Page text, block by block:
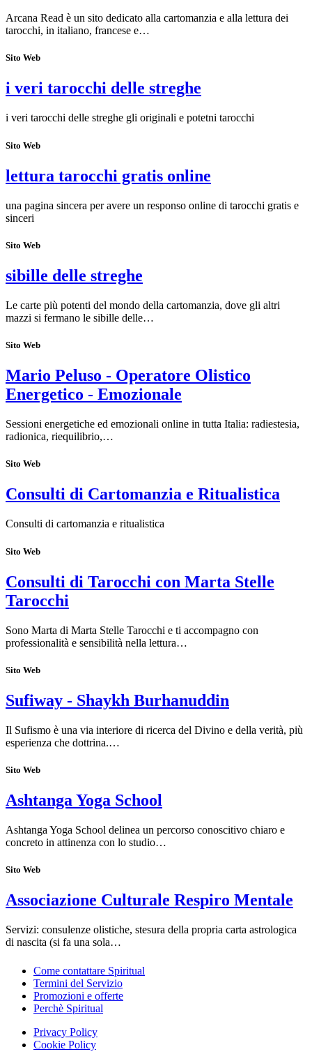
Arcana Read è un sito dedicato alla cartomanzia e alla lettura dei
tarocchi, in italiano, francese e…
Sito Web
i veri tarocchi delle streghe
i veri tarocchi delle streghe gli originali e potetni tarocchi
Sito Web
lettura tarocchi gratis online
una pagina sincera per avere un responso online di tarocchi gratis e
sinceri
Sito Web
sibille delle streghe
Le carte più potenti del mondo della cartomanzia, dove gli altri
mazzi si fermano le sibille delle…
Sito Web
Mario Peluso - Operatore Olistico
Energetico - Emozionale
Sessioni energetiche ed emozionali online in tutta Italia: radiestesia,
radionica, riequilibrio,…
Sito Web
Consulti di Cartomanzia e Ritualistica
Consulti di cartomanzia e ritualistica
Sito Web
Consulti di Tarocchi con Marta Stelle
Tarocchi
Sono Marta di Marta Stelle Tarocchi e ti accompagno con
professionalità e sensibilità nella lettura…
Sito Web
Sufiway - Shaykh Burhanuddin
Il Sufismo è una via interiore di ricerca del Divino e della verità, più
esperienza che dottrina.…
Sito Web
Ashtanga Yoga School
Ashtanga Yoga School delinea un percorso conoscitivo chiaro e
concreto in attinenza con lo studio…
Sito Web
Associazione Culturale Respiro Mentale
Servizi: consulenze olistiche, stesura della propria carta astrologica
di nascita (si fa una sola…
Come contattare Spiritual
Termini del Servizio
Promozioni e offerte
Perchè Spiritual
Privacy Policy
Cookie Policy